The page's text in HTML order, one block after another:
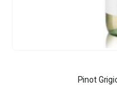
Pinot